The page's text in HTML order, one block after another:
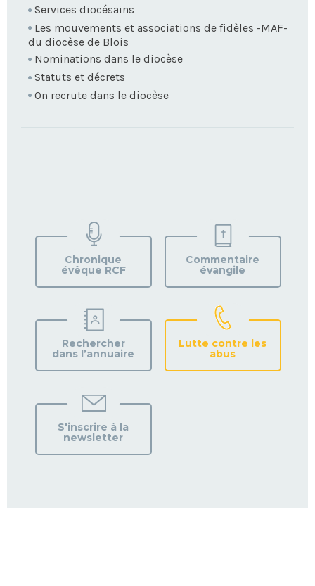
Services diocésains
Les mouvements et associations de fidèles -MAF-
du diocèse de Blois
Nominations dans le diocèse
Statuts et décrets
On recrute dans le diocèse
VOTRE
PAROISSE
Chronique
évêque RCF
Commentaire
évangile
Rechercher
dans l’annuaire
Lutte contre les
abus
S'inscrire à la
newsletter